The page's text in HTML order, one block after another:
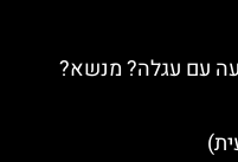
עם עגלה? מנשא?